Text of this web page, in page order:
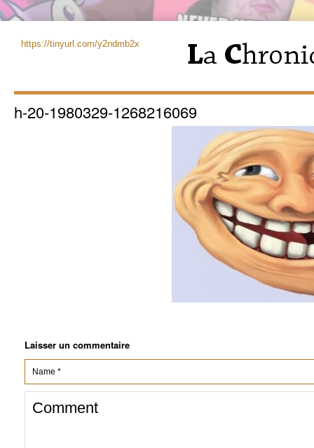
https://tinyurl.com/y2ndmb2x
h-20-1980329-1268216069
Laisser un commentaire